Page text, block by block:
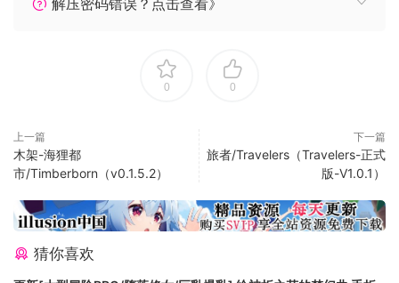
同的是,宝物往往是免费的,通过boss战的胜利获得,但是宝物正
面的效果往往伴随的负面效果,毕竟天下没有免费的午餐嘛…
game 按钮回到当前的闯关情况
游戏目前正在开发中,最好经常使用存档按钮
0 0
上一篇
木架-海狸都
市/Timberborn（v0.1.5.2）
下一篇
旅者/Travelers（Travelers-正式
版-V1.0.1）
猜你喜欢